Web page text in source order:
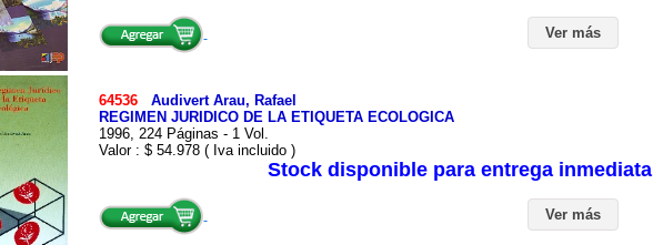
Ver más
64536 Audivert Arau, Rafael
REGIMEN JURIDICO DE LA ETIQUETA ECOLOGICA
1996, 224 Páginas - 1 Vol.
Valor : $ 54.978 ( Iva incluido )
Stock disponible para entrega inmediata
Ver más